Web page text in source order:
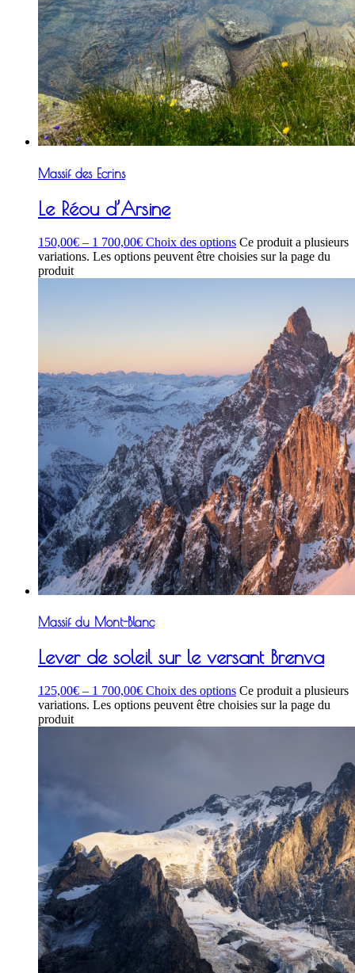
Massif des Ecrins
Le Réou d’Arsine
150,00€ – 1 700,00€ Choix des options Ce produit a plusieurs
variations. Les options peuvent être choisies sur la page du
produit
Massif du Mont-Blanc
Lever de soleil sur le versant Brenva
125,00€ – 1 700,00€ Choix des options Ce produit a plusieurs
variations. Les options peuvent être choisies sur la page du
produit